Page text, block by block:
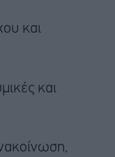
και
και